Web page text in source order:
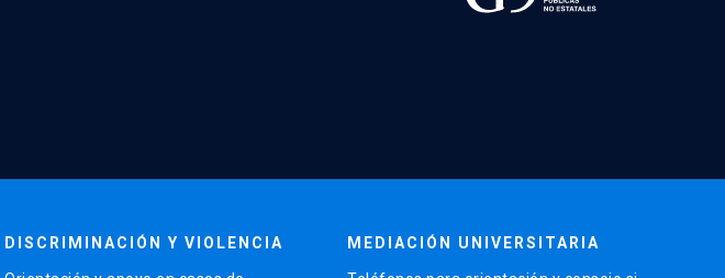
DISCRIMINACIÓN Y VIOLENCIA MEDIACIÓN UNIVERSITARIA